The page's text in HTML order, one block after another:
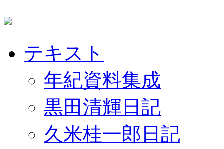
テキスト
年紀資料集成
黒田清輝日記
久米桂一郎日記